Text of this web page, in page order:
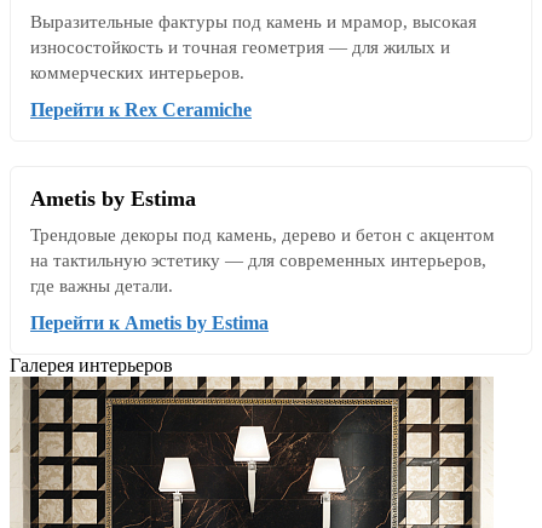
Выразительные фактуры под камень и мрамор, высокая
износостойкость и точная геометрия — для жилых и
коммерческих интерьеров.
Перейти к Rex Ceramiche
Ametis by Estima
Трендовые декоры под камень, дерево и бетон с акцентом
на тактильную эстетику — для современных интерьеров,
где важны детали.
Перейти к Ametis by Estima
Галерея интерьеров